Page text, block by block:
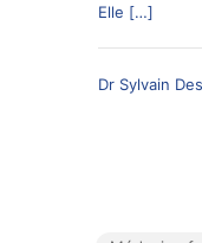
Elle […]
Dr Sylvain